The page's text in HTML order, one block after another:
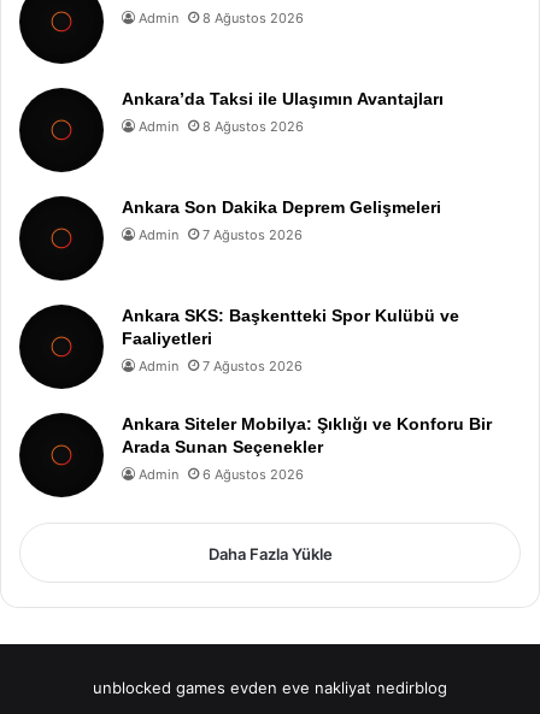
Admin 8 Ağustos 2026
Ankara’da Taksi ile Ulaşımın Avantajları
Admin 8 Ağustos 2026
Ankara Son Dakika Deprem Gelişmeleri
Admin 7 Ağustos 2026
Ankara SKS: Başkentteki Spor Kulübü ve
Faaliyetleri
Admin 7 Ağustos 2026
Ankara Siteler Mobilya: Şıklığı ve Konforu Bir
Arada Sunan Seçenekler
Admin 6 Ağustos 2026
Daha Fazla Yükle
unblocked games evden eve nakliyat nedirblog